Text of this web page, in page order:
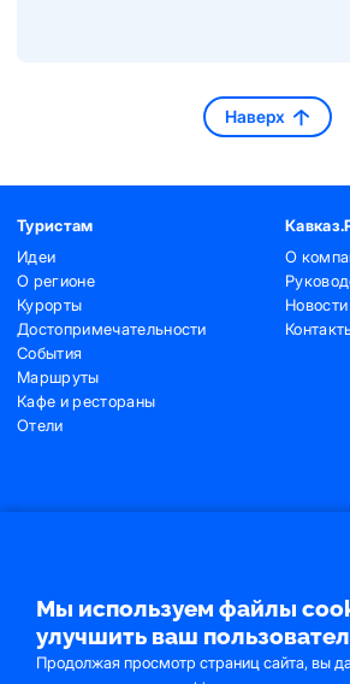
Наверх
Туристам
Идеи
О регионе
Курорты
Достопримечательности
События
Маршруты
Кафе и рестораны
Отели
О
Новости
info@ncrc.ru
Мы используем файлы
улучшить ваш
Продолжая просмотр страниц сайта, вы